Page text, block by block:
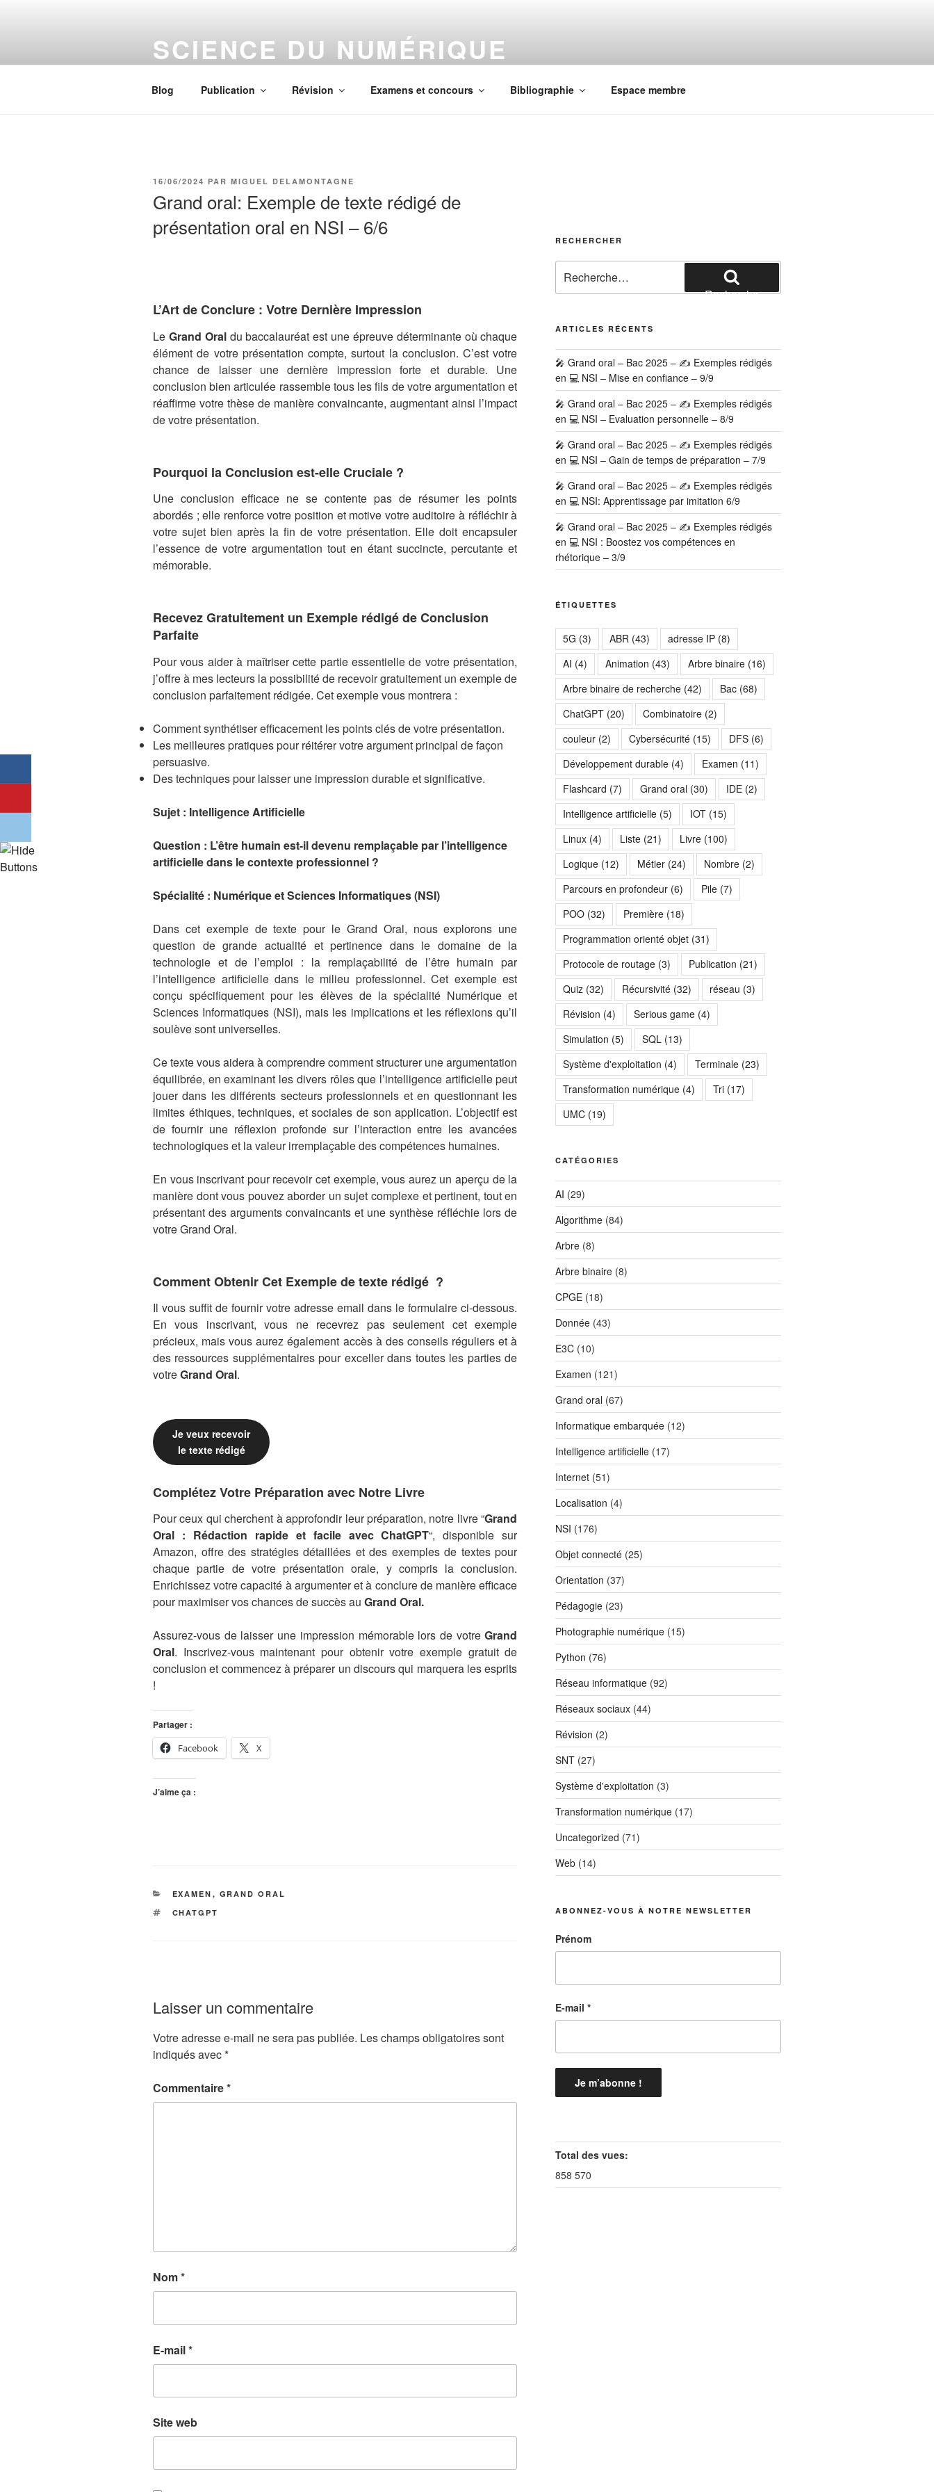
SCIENCE DU NUMÉRIQUE
Blog Publication Révision Examens et concours Bibliographie Espace membre
PUBLIÉ
16/06/2024 PAR MIGUEL DELAMONTAGNE
Grand oral: Exemple de texte rédigé de
présentation oral en NSI – 6/6
L’Art de Conclure : Votre Dernière Impression
Le Grand Oraldu baccalauréat est une épreuve déterminante où chaque
élément de votre présentation compte, surtout la conclusion. C’est votre
chance de laisser une dernière impression forte et durable. Une
conclusion bien articulée rassemble tous les fils de votre argumentation et
réaffirme votre thèse de manière convaincante, augmentant ainsi l’impact
de votre présentation.
Pourquoi la Conclusion est-elle Cruciale ?
Une conclusion efficace ne se contente pas de résumer les points
abordés ; elle renforce votre position et motive votre auditoire à réfléchir à
votre sujet bien après la fin de votre présentation. Elle doit encapsuler
l’essence de votre argumentation tout en étant succincte, percutante et
mémorable.
Recevez Gratuitement un Exemple rédigé de Conclusion
Parfaite
Pour vous aider à maîtriser cette partie essentielle de votre présentation,
j’offre à mes lecteurs la possibilité de recevoir gratuitement un exemple de
conclusion parfaitement rédigée. Cet exemple vous montrera :
Comment synthétiser efficacement les points clés de votre présentation.
Les meilleures pratiques pour réitérer votre argument principal de façon
persuasive.
Des techniques pour laisser une impression durable et significative.
Sujet : Intelligence Artificielle
Question : L’être humain est-il devenu remplaçable par l’intelligence
artificielle dans le contexte professionnel ?
Spécialité : Numérique et Sciences Informatiques (NSI)
Dans cet exemple de texte pour le Grand Oral, nous explorons une
question de grande actualité et pertinence dans le domaine de la
technologie et de l’emploi : la remplaçabilité de l’être humain par
l’intelligence artificielle dans le milieu professionnel. Cet exemple est
conçu spécifiquement pour les élèves de la spécialité Numérique et
Sciences Informatiques (NSI), mais les implications et les réflexions qu’il
soulève sont universelles.
Ce texte vous aidera à comprendre comment structurer une argumentation
équilibrée, en examinant les divers rôles que l’intelligence artificielle peut
jouer dans les différents secteurs professionnels et en questionnant les
limites éthiques, techniques, et sociales de son application. L’objectif est
de fournir une réflexion profonde sur l’interaction entre les avancées
technologiques et la valeur irremplaçable des compétences humaines.
En vous inscrivant pour recevoir cet exemple, vous aurez un aperçu de la
manière dont vous pouvez aborder un sujet complexe et pertinent, tout en
présentant des arguments convaincants et une synthèse réfléchie lors de
votre Grand Oral.
Comment Obtenir Cet Exemple de texte rédigé ?
Il vous suffit de fournir votre adresse email dans le formulaire ci-dessous.
En vous inscrivant, vous ne recevrez pas seulement cet exemple
précieux, mais vous aurez également accès à des conseils réguliers et à
des ressources supplémentaires pour exceller dans toutes les parties de
votreGrand Oral.
Je veux recevoir
le texte rédigé
Complétez Votre Préparation avec Notre Livre
Pour ceux qui cherchent à approfondir leur préparation, notre livre “Grand
Oral : Rédaction rapide et facile avec ChatGPT“, disponible sur
Amazon, offre des stratégies détaillées et des exemples de textes pour
chaque partie de votre présentation orale, y compris la conclusion.
Enrichissez votre capacité à argumenter et à conclure de manière efficace
pour maximiser vos chances de succès au Grand Oral.
Assurez-vous de laisser une impression mémorable lors de votreGrand
Oral. Inscrivez-vous maintenant pour obtenir votre exemple gratuit de
conclusion et commencez à préparer un discours qui marquera les esprits
!
Partager :
Facebook
X
J’aime ça :
CATÉGORIES
EXAMEN , GRAND ORAL
ÉTIQUETTES
CHATGPT
Laisser un commentaire
Votre adresse e-mail ne sera pas publiée. Les champs obligatoires sont
indiqués avec*
Commentaire*
Nom*
E-mail*
Site web
RECHERCHER
pour
:
Recherche
ARTICLES RÉCENTS
🎤 Grand oral – Bac 2025 – ✍️ Exemples rédigés
en 💻 NSI – Mise en confiance – 9/9
🎤 Grand oral – Bac 2025 – ✍️ Exemples rédigés
en 💻 NSI – Evaluation personnelle – 8/9
🎤 Grand oral – Bac 2025 – ✍️ Exemples rédigés
en 💻 NSI – Gain de temps de préparation – 7/9
🎤 Grand oral – Bac 2025 – ✍️ Exemples rédigés
en 💻 NSI: Apprentissage par imitation 6/9
🎤 Grand oral – Bac 2025 – ✍️ Exemples rédigés
en 💻 NSI : Boostez vos compétences en
rhétorique – 3/9
ÉTIQUETTES
5G (3) ABR(43) adresse IP(8)
AI (4) Animation (43) Arbre binaire(16)
Arbre binaire de recherche(42) Bac(68)
ChatGPT(20) Combinatoire(2)
couleur(2) Cybersécurité(15) DFS(6)
Développement durable(4) Examen (11)
Flashcard (7) Grand oral(30) IDE(2)
Intelligence artificielle(5) IOT(15)
Linux(4) Liste(21) Livre(100)
Logique(12) Métier(24) Nombre(2)
Parcours en profondeur(6) Pile(7)
POO(32) Première(18)
Programmation orienté objet(31)
Protocole de routage(3) Publication (21)
Quiz(32) Récursivité(32) réseau (3)
Révision (4) Serious game(4)
Simulation (5) SQL(13)
Système d'exploitation (4) Terminale(23)
Transformation numérique(4) Tri(17)
UMC(19)
CATÉGORIES
AI (29)
Algorithme(84)
Arbre(8)
Arbre binaire(8)
CPGE(18)
Donnée(43)
E3C(10)
Examen (121)
Grand oral(67)
Informatique embarquée(12)
Intelligence artificielle(17)
Internet(51)
Localisation (4)
NSI (176)
Objet connecté(25)
Orientation (37)
Pédagogie(23)
Photographie numérique(15)
Python (76)
Réseau informatique(92)
Réseaux sociaux(44)
Révision (2)
SNT(27)
Système d'exploitation (3)
Transformation numérique(17)
Uncategorized (71)
Web(14)
ABONNEZ-VOUS À NOTRE NEWSLETTER
Prénom
E-mail *
Total des vues:
858 570